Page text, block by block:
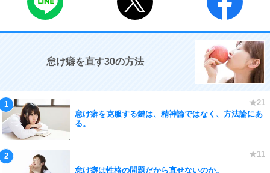
怠け癖を直す30の方法
怠け癖を克服する鍵は、精神論ではなく、方法論にあ
る。
怠け癖は性格の問題だから直せないのか。